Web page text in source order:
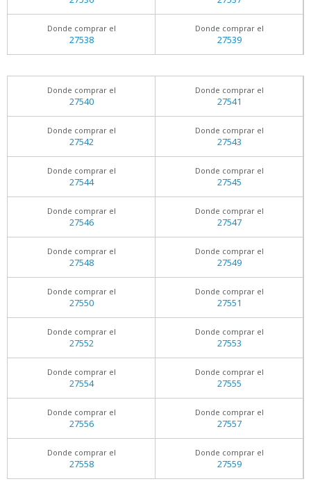
Donde comprar el
27538
Donde comprar el
27539
Donde comprar el
27540
Donde comprar el
27541
Donde comprar el
27542
Donde comprar el
27543
Donde comprar el
27544
Donde comprar el
27545
Donde comprar el
27546
Donde comprar el
27547
Donde comprar el
27548
Donde comprar el
27549
Donde comprar el
27550
Donde comprar el
27551
Donde comprar el
27552
Donde comprar el
27553
Donde comprar el
27554
Donde comprar el
27555
Donde comprar el
27556
Donde comprar el
27557
Donde comprar el
27558
Donde comprar el
27559